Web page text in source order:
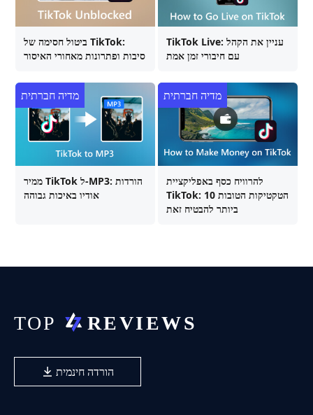
ביטול חסימה של TikTok:
סיבות ופתרונות מאחורי האיסור
TikTok Live: עניין את הקהל
עם חיבורי זמן אמת
ממיר TikTok ל-MP3: הורדות
אודיו באיכות גבוהה
מדיה חברתית
להרוויח כסף באפליקציית
TikTok: 10 הטקטיקות הטובות
ביותר להבטיח זאת
מדיה חברתית
הורדה חינמית